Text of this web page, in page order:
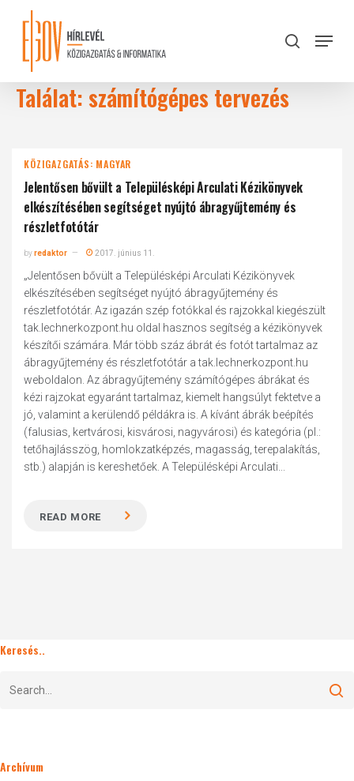
content
search
Menu
Találat: számítógépes tervezés
KÖZIGAZGATÁS: MAGYAR
Jelentősen bővült a Településképi Arculati Kézikönyvek
elkészítésében segítséget nyújtó ábragyűjtemény és
részletfotótár
byredaktor 2017. június 11.
„Jelentősen bővült a Településképi Arculati Kézikönyvek
elkészítésében segítséget nyújtó ábragyűjtemény és
részletfotótár. Az igazán szép fotókkal és rajzokkal kiegészült
tak.lechnerkozpont.hu oldal hasznos segítség a kézikönyvek
készítői számára. Már több száz ábrát és fotót tartalmaz az
ábragyűjtemény és részletfotótár a tak.lechnerkozpont.hu
weboldalon. Az ábragyűjtemény számítógépes ábrákat és
kézi rajzokat egyaránt tartalmaz, kiemelt hangsúlyt fektetve a
jó, valamint a kerülendő példákra is. A kívánt ábrák beépítés
(falusias, kertvárosi, kisvárosi, nagyvárosi) és kategória (pl.:
tetőhajlásszög, homlokzatképzés, magasság, terepalakítás,
stb.) alapján is kereshetőek. A Településképi Arculati...
READ MORE
Keresés..
Archívum
Close